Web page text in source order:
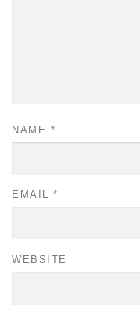
NAME *
EMAIL *
WEBSITE